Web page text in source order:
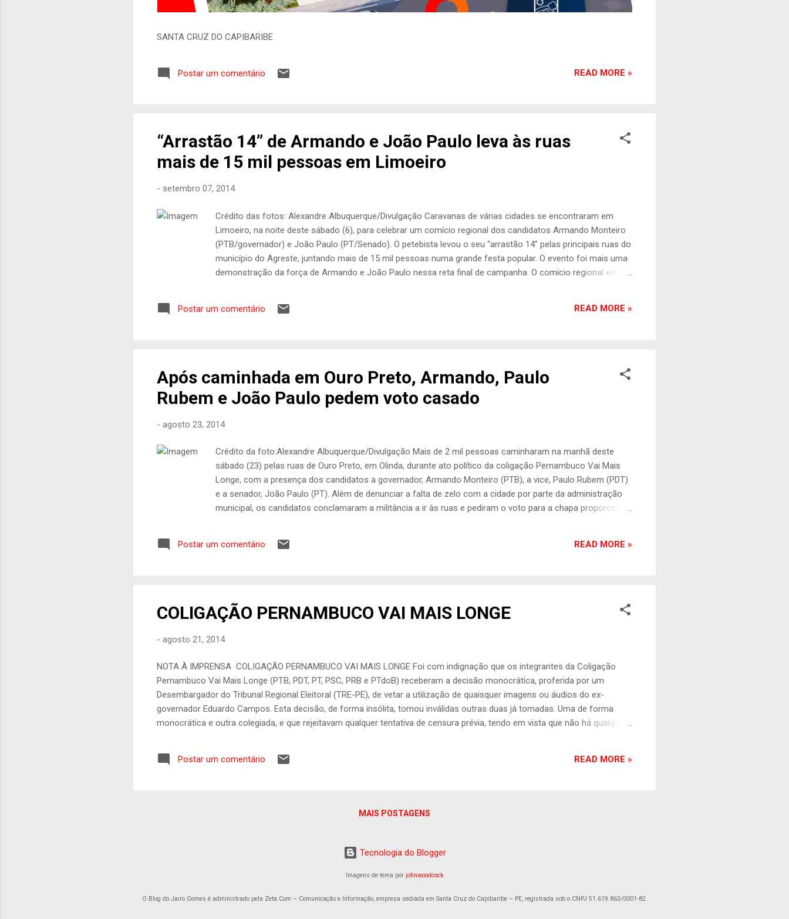
SANTA CRUZ DO CAPIBARIBE
Postar um comentário READ MORE »
“Arrastão 14” de Armando e João Paulo leva às ruas
mais de 15 mil pessoas em Limoeiro
- setembro 07, 2014
Crédito das fotos: Alexandre Albuquerque/Divulgação Caravanas de várias cidades se encontraram em
Limoeiro, na noite deste sábado (6), para celebrar um comício regional dos candidatos Armando Monteiro
(PTB/governador) e João Paulo (PT/Senado). O petebista levou o seu “arrastão 14” pelas principais ruas do
município do Agreste, juntando mais de 15 mil pessoas numa grande festa popular. O evento foi mais uma
demonstração da força de Armando e João Paulo nessa reta final de campanha. O comício regional em
atividades de Armando e João Paulo. Antes, os candidatos promoveram caminhadas nos bairros de
Postar um comentário READ MORE »
Após caminhada em Ouro Preto, Armando, Paulo
Rubem e João Paulo pedem voto casado
- agosto 23, 2014
Crédito da foto:Alexandre Albuquerque/Divulgação Mais de 2 mil pessoas caminharam na manhã deste
sábado (23) pelas ruas de Ouro Preto, em Olinda, durante ato político da coligação Pernambuco Vai Mais
Longe, com a presença dos candidatos a governador, Armando Monteiro (PTB), a vice, Paulo Rubem (PDT)
e a senador, João Paulo (PT). Além de denunciar a falta de zelo com a cidade por parte da administração
municipal, os candidatos conclamaram a militância a ir às ruas e pediram o voto para a chapa proporcional
governo no plano estadual. Portanto, é fundamental eleger os nossos companheiros", disse Armando,
Postar um comentário READ MORE »
COLIGAÇÃO PERNAMBUCO VAI MAIS LONGE
- agosto 21, 2014
NOTA À IMPRENSA COLIGAÇÃO PERNAMBUCO VAI MAIS LONGE Foi com indignação que os integrantes da Coligação
Pernambuco Vai Mais Longe (PTB, PDT, PT, PSC, PRB e PTdoB) receberam a decisão monocrática, proferida por um
Desembargador do Tribunal Regional Eleitoral (TRE-PE), de vetar a utilização de quaisquer imagens ou áudios do ex-
governador Eduardo Campos. Esta decisão, de forma insólita, tornou inválidas outras duas já tomadas. Uma de forma
monocrática e outra colegiada, e que rejeitavam qualquer tentativa de censura prévia, tendo em vista que não há qualquer
propaganda eleitoral em Pernambuco seja inaugurada sob o signo da censura prévia, da afronta à liberdade de expressão,
ferindo princípios basilares do Estado de Direito. A Coligação Pernambuco Vai Mais Longe tem a certeza de que o Tribunal
Postar um comentário READ MORE »
MAIS POSTAGENS
Tecnologia do Blogger
Imagens de tema por johnwoodcock
O Blog do Jairo Gomes é administrado pela Zeta.Com – Comunicação e Informação, empresa sediada em Santa Cruz do Capibaribe – PE, registrada sob o CNPJ 51.619.863/0001-82.